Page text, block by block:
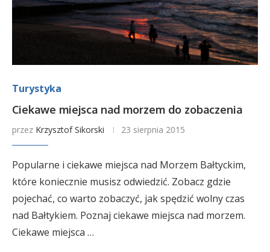
Turystyka
Ciekawe miejsca nad morzem do zobaczenia
przez Krzysztof Sikorski 23 sierpnia 2015
Popularne i ciekawe miejsca nad Morzem Bałtyckim,
które koniecznie musisz odwiedzić. Zobacz gdzie
pojechać, co warto zobaczyć, jak spędzić wolny czas
nad Bałtykiem. Poznaj ciekawe miejsca nad morzem.
Ciekawe miejsca …